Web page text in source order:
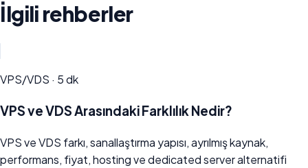
İlgili rehberler
VPS/VDS · 5dk
VPS ve VDS Arasındaki Farklılık Nedir?
VPS ve VDS farkı, sanallaştırma yapısı, ayrılmış kaynak,
performans, fiyat, hosting ve dedicated server alternatifi